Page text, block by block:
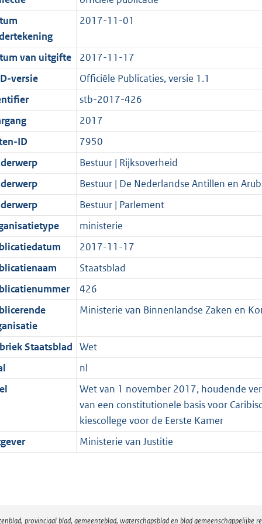
i
e
i
n
f
o
r
m
a
a
t
4
K
b
t
i
e
i
n
f
o
r
m
a
a
t
:
7
K
b
a
t
i
e
i
n
f
o
r
m
a
a
t
e
8
K
b
c
a
t
i
e
i
n
f
o
r
m
a
a
t
t
:
4
K
b
s
r
o
o
t
t
2
K
b
2017-11-01
van uitgifte
2017-11-17
versie
Officiële Publicaties, versie 1.1
stb-2017-426
2017
ID
7950
Bestuur | Rijksoverheid
Bestuur | De Nederlandse Antillen en
Bestuur | Parlement
ministerie
2017-11-17
Staatsblad
426
Ministerie van Binnenlandse Zaken en
Staatsblad Wet
nl
Wet van 1 november 2017, houdende
van een constitutionele basis voor
kiescollege voor de Eerste Kamer
Ministerie van Justitie
provinciaal blad, gemeenteblad, waterschapsblad en blad